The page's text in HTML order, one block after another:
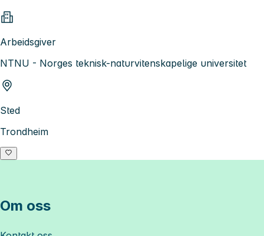
Arbeidsgiver
NTNU - Norges teknisk-naturvitenskapelige universitet
Sted
Trondheim
Om oss